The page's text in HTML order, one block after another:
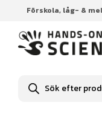
Förskola, låg- &
Produktsökning
Hem Högstadiet
Mikroskop